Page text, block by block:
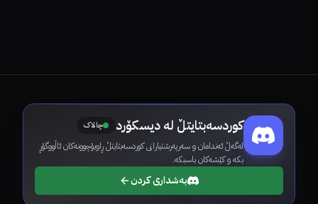
کوردسەبتایتڵ لە دیسکۆرد چالاک
لەگەڵ ئەندامان و سەرپەرشتیارانی کوردسەبتایتڵ ڕاوبۆچوونەکان ئاڵووگۆڕ
بکە و کێشەکان باسبکە.
بەشداری کردن